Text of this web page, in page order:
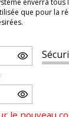
enverra
que pour la
le nouveau